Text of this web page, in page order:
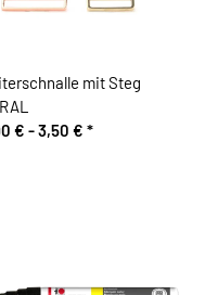
mit Steg
€ -3,50 € *